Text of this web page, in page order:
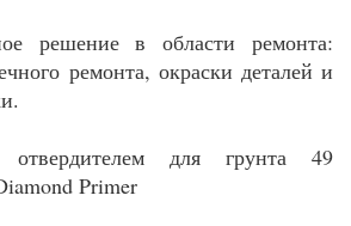
решение в области ремонта:
ремонта, окраски деталей и
для грунта 49
Primer